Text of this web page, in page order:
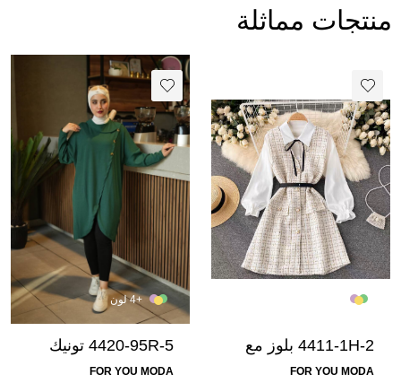
منتجات مماثلة
4411-1H-2 بلوز مع
قميص - بيج
FOR YOU MODA
+4 لون
4420-95R-5 تونيك
طويل - اخضر
FOR YOU MODA